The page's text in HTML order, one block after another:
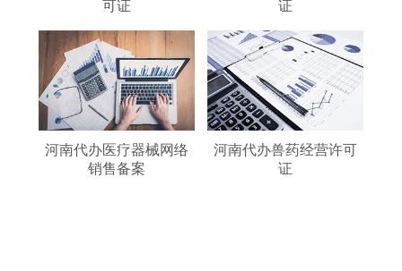
可证 证
河南代办医疗器械网络
销售备案
河南代办兽药经营许可
证